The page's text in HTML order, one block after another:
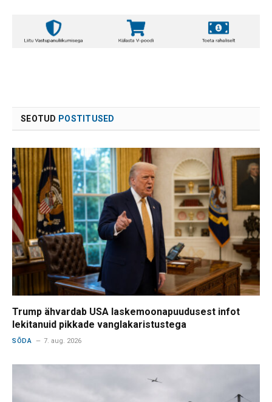
SEOTUD POSTITUSED
Trump ähvardab USA laskemoonapuudusest infot
lekitanuid pikkade vanglakaristustega
SÕDA 7. aug. 2026